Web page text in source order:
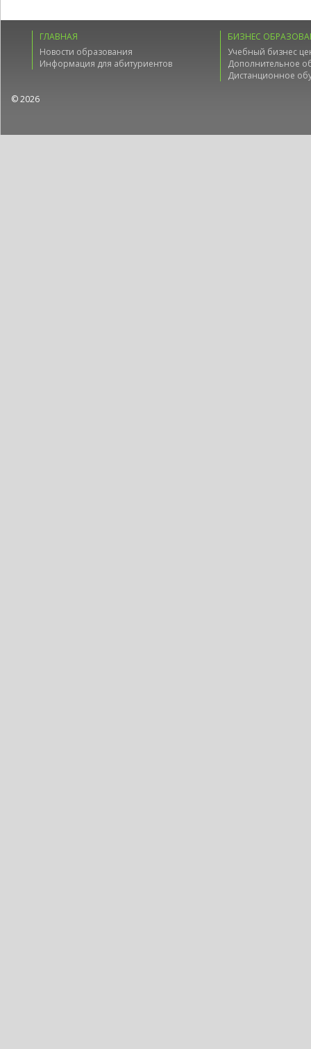
ГЛАВНАЯ
Новости образования
Информация для абитуриентов
БИЗНЕС
Учебный бизнес
Дополнительное
Дистанционное
© 2026